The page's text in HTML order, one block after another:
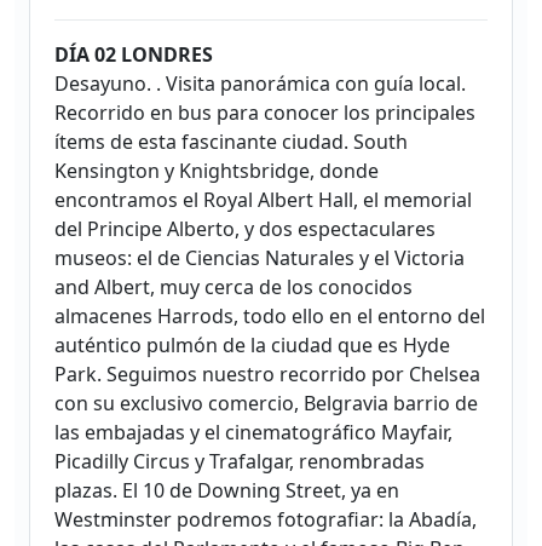
DÍA 02 LONDRES
Desayuno. . Visita panorámica con guía local.
Recorrido en bus para conocer los principales
ítems de esta fascinante ciudad. South
Kensington y Knightsbridge, donde
encontramos el Royal Albert Hall, el memorial
del Principe Alberto, y dos espectaculares
museos: el de Ciencias Naturales y el Victoria
and Albert, muy cerca de los conocidos
almacenes Harrods, todo ello en el entorno del
auténtico pulmón de la ciudad que es Hyde
Park. Seguimos nuestro recorrido por Chelsea
con su exclusivo comercio, Belgravia barrio de
las embajadas y el cinematográfico Mayfair,
Picadilly Circus y Trafalgar, renombradas
plazas. El 10 de Downing Street, ya en
Westminster podremos fotografiar: la Abadía,